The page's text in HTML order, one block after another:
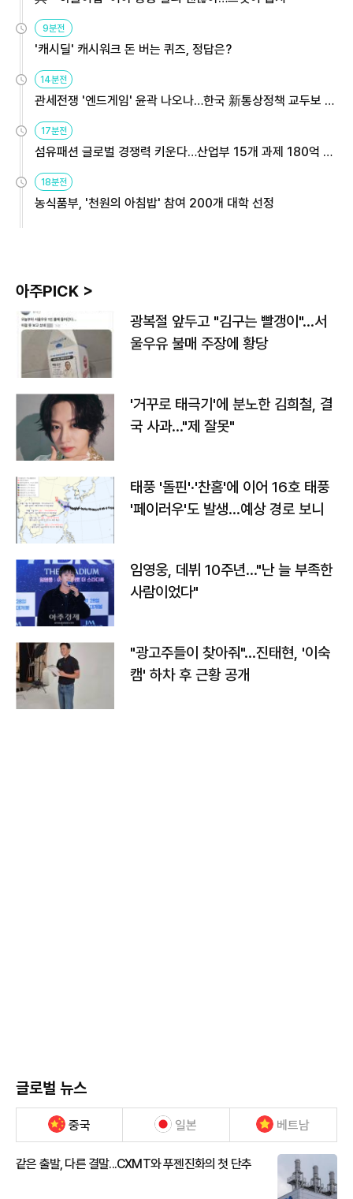
9분전
'캐시딜' 캐시워크 돈 버는 퀴즈, 정답은?
14분전
관세전쟁 '엔드게임' 윤곽 나오나…한국 新통상정책 교두보 활
용해야
17분전
섬유패션 글로벌 경쟁력 키운다…산업부 15개 과제 180억 지
원
18분전
농식품부, '천원의 아침밥' 참여 200개 대학 선정
아주PICK >
광복절 앞두고 "김구는 빨갱이"…서
울우유 불매 주장에 황당
'거꾸로 태극기'에 분노한 김희철, 결
국 사과…"제 잘못"
태풍 '돌핀'·'찬홈'에 이어 16호 태풍
'페이러우'도 발생…예상 경로 보니
임영웅, 데뷔 10주년…"난 늘 부족한
사람이었다"
"광고주들이 찾아줘"…진태현, '이숙
캠' 하차 후 근황 공개
글로벌 뉴스
중국 일본 베트남
같은 출발, 다른 결말...CXMT와 푸젠진화의 첫 단추